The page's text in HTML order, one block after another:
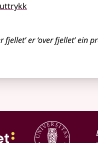
fjellet’ er ‘over fjellet’ ein